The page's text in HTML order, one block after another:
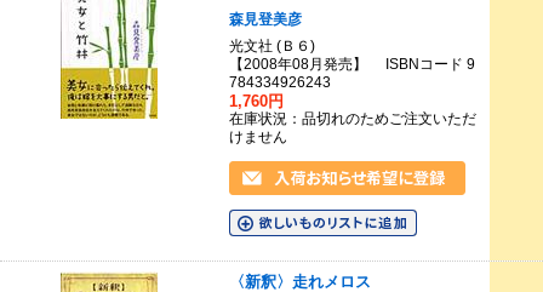
森見登美彦
光文社 (Ｂ６)
【2008年08月発売】 ISBNコード 9
784334926243
1,760円
在庫状況：品切れのためご注文いただ
けません
〈新釈〉走れメロス